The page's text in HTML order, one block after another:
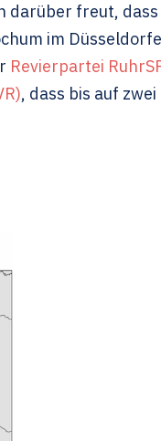
darüber freut,
im
Revierpartei
, dass bis auf